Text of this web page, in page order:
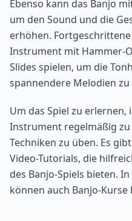
Ebenso kann das Banjo
um den Sound und die
erhöhen.
Instrument mit Hammer-
Slides spielen, um die
spannendere Melodien zu
Um das Spiel zu erlernen,
Instrument regelmäßig
Techniken zu üben. Es
Video-Tutorials, die
des Banjo-Spiels bieten.
können auch Banjo-